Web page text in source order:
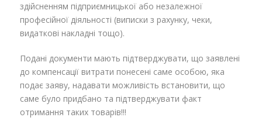
здійсненням підприємницької або незалежної
професійної діяльності (виписки з рахунку, чеки,
видаткові накладні тощо).
Подані документи мають підтверджувати, що заявлені
до компенсації витрати понесені саме особою, яка
подає заяву, надавати можливість встановити, що
саме було придбано та підтверджувати факт
отримання таких товарів!!!